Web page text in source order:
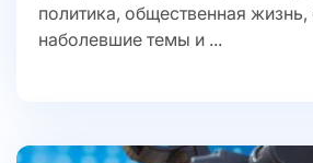
политика, общественная жизнь,
наболевшие темы и ...